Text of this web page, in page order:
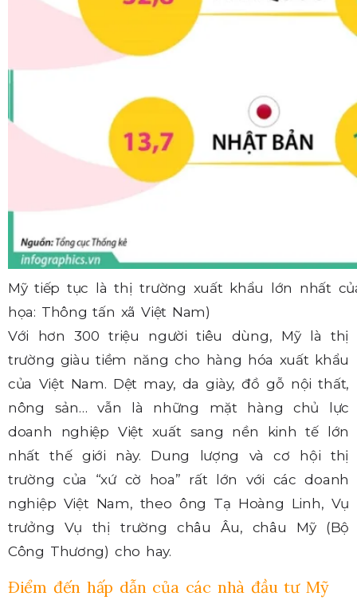
Mỹ tiếp tục là thị trường xuất khẩu lớn nhất
họa: Thông tấn xã Việt Nam)
Với hơn 300 triệu người tiêu dùng, Mỹ là thị
trường giàu tiềm năng cho hàng hóa xuất khẩu
của Việt Nam. Dệt may, da giày, đồ gỗ nội thất,
nông sản… vẫn là những mặt hàng chủ lực
doanh nghiệp Việt xuất sang nền kinh tế lớn
nhất thế giới này. Dung lượng và cơ hội thị
trường của “xứ cờ hoa” rất lớn với các doanh
nghiệp Việt Nam, theo ông Tạ Hoàng Linh, Vụ
trưởng Vụ thị trường châu Âu, châu Mỹ (Bộ
Công Thương) cho hay.
Điểm đến hấp dẫn của các nhà đầu tư Mỹ